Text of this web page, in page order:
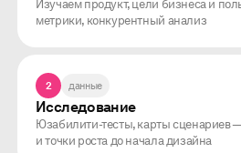
Изучаем продукт, цели бизнеса и
метрики, конкурентный анализ
2 данные
Исследование
Юзабилити-тесты, карты сценариев
и точки роста до начала дизайна